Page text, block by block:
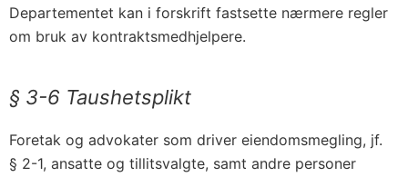
Departementet kan i forskrift fastsette nærmere regler
om bruk av kontraktsmedhjelpere.
§ 3-6 Taushetsplikt
Foretak og advokater som driver eiendoms­megling, jf.
§ 2-1, ansatte og tillitsvalgte, samt andre personer